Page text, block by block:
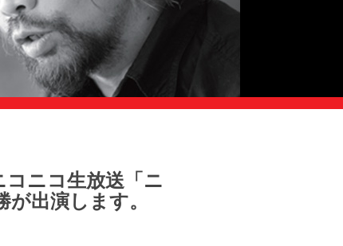
コニコ生放送「ニ
出演します。